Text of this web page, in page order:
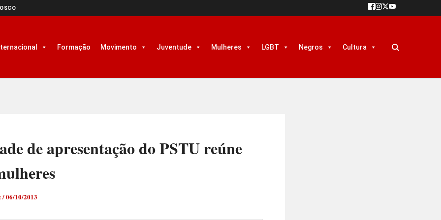
Formação Movimento Juventude Mulheres LGBT Negros Cultura
de apresentação do PSTU reúne
/06/10/2013